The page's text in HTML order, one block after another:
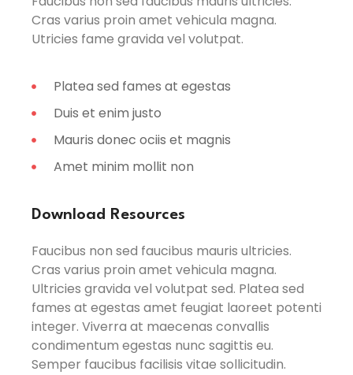
Cras varius proin amet vehicula magna.
Utricies fame gravida vel volutpat.
Platea sed fames at egestas
Duis et enim justo
Mauris donec ociis et magnis
Amet minim mollit non
Download Resources
Faucibus non sed faucibus mauris ultricies.
Cras varius proin amet vehicula magna.
Ultricies gravida vel volutpat sed. Platea sed
fames at egestas amet feugiat laoreet potenti
integer. Viverra at maecenas convallis
condimentum egestas nunc sagittis eu.
Semper faucibus facilisis vitae sollicitudin.